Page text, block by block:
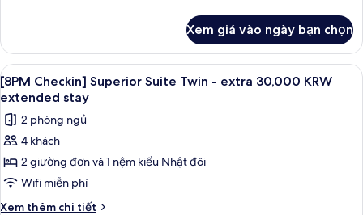
extra
30,000
KRW
extended
stay
[8PM
Checkin]
Superior
Suite
extra
KRW
extended
Xem giá vào ngày bạn chọn
Xem
tất
cả
ảnh
[8PM
Checkin]
Superior
Suite
TV màn hình phẳng 55-inch có
1
[8PM Checkin] Superior Suite Twin - extra 30,000 KRW
extended stay
2 phòng ngủ
4 khách
2 giường đơn và 1 nệm kiểu Nhật đôi
Wifi miễn phí
Xem thêm chi tiết
Chi